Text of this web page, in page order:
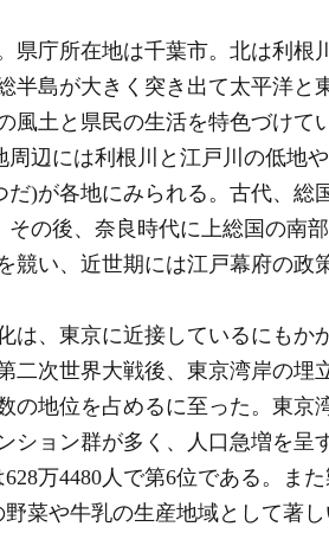
県庁所在地は千葉市。北は利根
島が大きく突き出て太平洋と
土と県民の生活を特色づけて
辺には利根川と江戸川の低地や
)が各地にみられる。古代、総
の後、奈良時代に上総国の南
競い、近世期には江戸幕府の政
、東京に近接しているにもか
次世界大戦後、東京湾岸の埋
地位を占めるに至った。東京
ョン群が多く、人口急増を呈
万4480人で第6位である。ま
菜や牛乳の生産地域として著